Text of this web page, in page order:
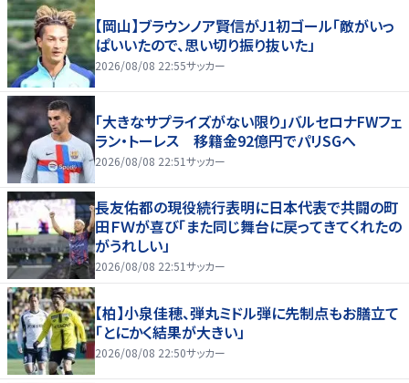
【岡山】ブラウンノア賢信がJ1初ゴール「敵がいっ
ぱいいたので、思い切り振り抜いた」
2026/08/08 22:55サッカー
「大きなサプライズがない限り」バルセロナFWフェ
ラン・トーレス 移籍金92億円でパリSGへ
2026/08/08 22:51サッカー
長友佑都の現役続行表明に日本代表で共闘の町
田ＦＷが喜び「また同じ舞台に戻ってきてくれたの
がうれしい」
2026/08/08 22:51サッカー
【柏】小泉佳穂、弾丸ミドル弾に先制点もお膳立て
「とにかく結果が大きい」
2026/08/08 22:50サッカー